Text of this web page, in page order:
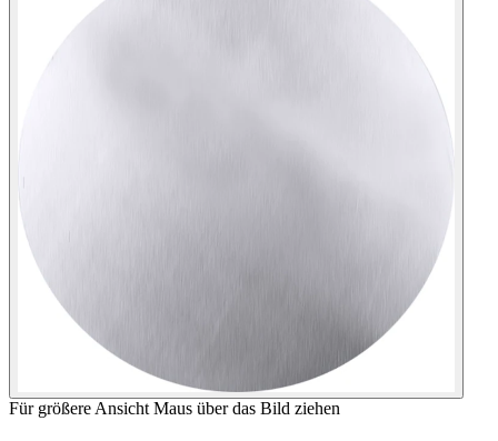
Für größere Ansicht Maus über das Bild ziehen